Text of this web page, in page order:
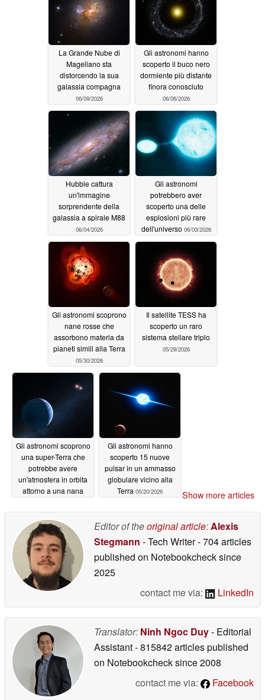
La Grande Nube di
Magellano sta
distorcendo la sua
galassia compagna
06/09/2026
Gli astronomi hanno
scoperto il buco nero
dormiente più distante
finora conosciuto
06/06/2026
Hubble cattura
un'immagine
sorprendente della
galassia a spirale M88
06/04/2026
Gli astronomi
potrebbero aver
scoperto una delle
esplosioni più rare
dell'universo 06/03/2026
Gli astronomi scoprono
nane rosse che
assorbono materia da
pianeti simili alla Terra
05/30/2026
Il satellite TESS ha
scoperto un raro
sistema stellare triplo
05/29/2026
Gli astronomi scoprono
una super-Terra che
potrebbe avere
un'atmosfera in orbita
attorno a una nana
Gli astronomi hanno
scoperto 15 nuove
pulsar in un ammasso
globulare vicino alla
Terra 05/20/2026 Show more articles
Editor of theoriginal article:Alexis
Stegmann - Tech Writer- 704 articles
published on Notebookchecksince
2025
contact me via:
LinkedIn
Translator: Ninh Ngoc Duy- Editorial
Assistant- 815842 articles published
on Notebookchecksince 2008
contact me via:
Facebook